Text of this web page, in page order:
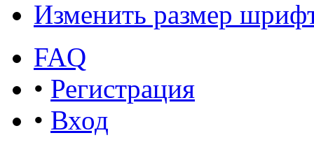
Изменить размер
FAQ
• Регистрация
• Вход